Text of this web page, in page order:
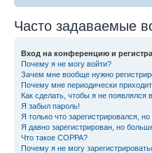
Часто задаваемые
Вход на конференцию и
Почему я не могу войти?
Зачем мне вообще нужно
Почему мне периодически
Как сделать, чтобы я не появлялся
Я забыл пароль!
Я только что зарегистрировался,
Я давно зарегистрирован, но
Что такое COPPA?
Почему я не могу